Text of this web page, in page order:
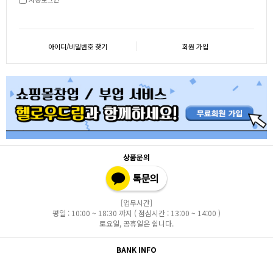
아이디/비밀번호 찾기 회원 가입
상품문의
[업무시간]
평일 : 10:00 ~ 18:30 까지 ( 점심시간 : 13:00 ~ 14:00 )
토요일, 공휴일은 쉽니다.
BANK INFO